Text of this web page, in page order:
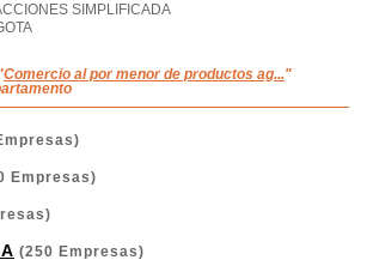
SIMPLIFICADA
Comercio al por menor de productos ag..."
Empresas)
(250 Empresas)